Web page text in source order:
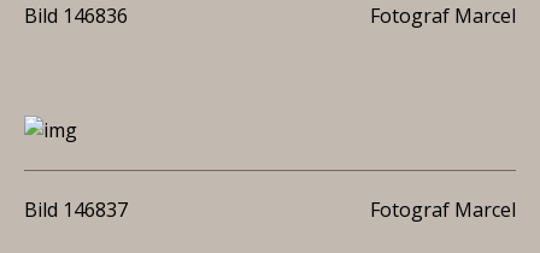
Bild 146836 Fotograf Marcel
Bild 146837 Fotograf Marcel